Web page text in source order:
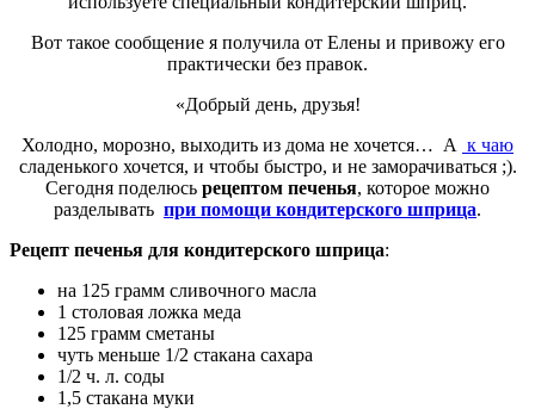
Вот такое сообщение я получила от Елены и привожу его
практически без правок.
«Добрый день, друзья!
Холодно, морозно, выходить из дома не хочется… А к чаю
сладенького хочется, и чтобы быстро, и не заморачиваться ;).
Сегодня поделюсь рецептом печенья, которое можно
разделывать при помощи кондитерского шприца.
Рецепт печенья для кондитерского шприца:
на 125 грамм сливочного масла
1 столовая ложка меда
125 грамм сметаны
чуть меньше 1/2 стакана сахара
1/2 ч. л. соды
1,5 стакана муки